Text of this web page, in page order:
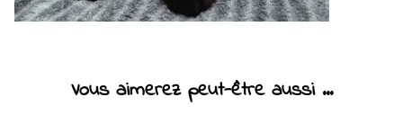
Vous aimerez peut-être aussi ...